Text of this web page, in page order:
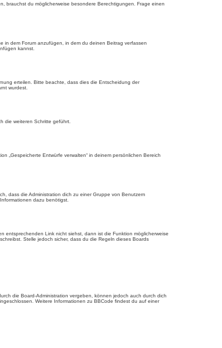
brauchst du möglicherweise besondere Berechtigungen. Frage einen
in dem Forum anzufügen, in dem du deinen Beitrag verfassen
kannst.
erteilen. Bitte beachte, dass dies die Entscheidung der
wurdest.
die weiteren Schritte geführt.
„Gespeicherte Entwürfe verwalten“ in deinem persönlichen Bereich
dass die Administration dich zu einer Gruppe von Benutzern
dazu benötigst.
entsprechenden Link nicht siehst, dann ist die Funktion möglicherweise
Stelle jedoch sicher, dass du die Regeln dieses Boards
die Board-Administration vergeben, können jedoch auch durch dich
Weitere Informationen zu BBCode findest du auf einer